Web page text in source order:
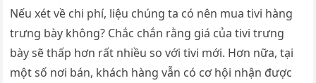
Nếu xét về chi phí, liệu chúng ta có nên mua tivi hàng
trưng bày không? Chắc chắn rằng giá của tivi trưng
bày sẽ thấp hơn rất nhiều so với tivi mới. Hơn nữa, tại
một số nơi bán, khách hàng vẫn có cơ hội nhận được